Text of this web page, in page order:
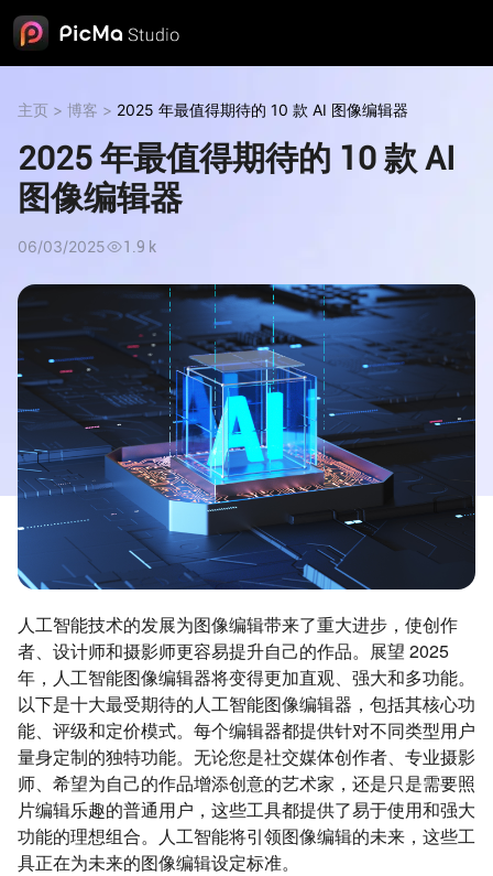
主页 > 博客 > 2025 年最值得期待的 10 款 AI 图像编辑器
2025 年最值得期待的 10 款 AI
图像编辑器
06/03/2025 1.9 k
人工智能技术的发展为图像编辑带来了重大进步，使创作
者、设计师和摄影师更容易提升自己的作品。展望 2025
年，人工智能图像编辑器将变得更加直观、强大和多功能。
以下是十大最受期待的人工智能图像编辑器，包括其核心功
能、评级和定价模式。每个编辑器都提供针对不同类型用户
量身定制的独特功能。无论您是社交媒体创作者、专业摄影
师、希望为自己的作品增添创意的艺术家，还是只是需要照
片编辑乐趣的普通用户，这些工具都提供了易于使用和强大
功能的理想组合。人工智能将引领图像编辑的未来，这些工
具正在为未来的图像编辑设定标准。